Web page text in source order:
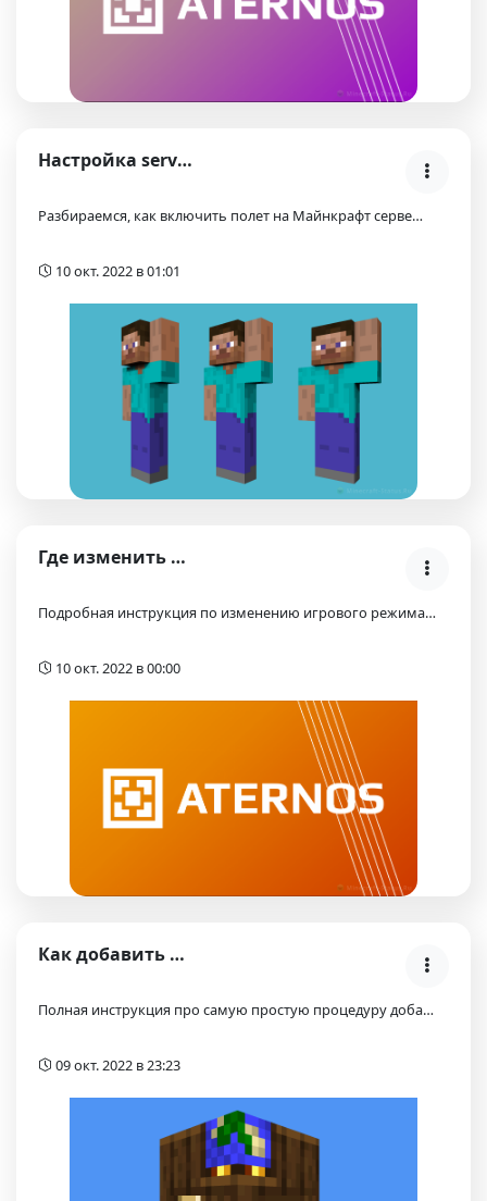
Настройка server.properties — включение полета (al…
Разбираемся, как включить полет на Майнкрафт серве…
10 окт. 2022 в 01:01
Где изменить режим игры на сервере Атернос?
Подробная инструкция по изменению игрового режима…
10 окт. 2022 в 00:00
Как добавить Майнкрафт сервер в мониторинг?
Полная инструкция про самую простую процедуру доба…
09 окт. 2022 в 23:23